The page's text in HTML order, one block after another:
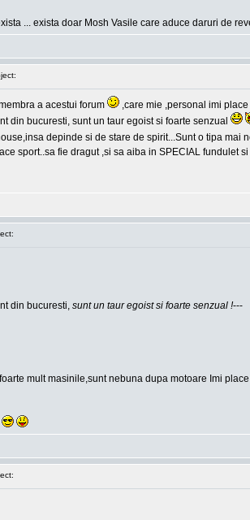
... exista doar Mosh Vasile care aduce daruri de
a acestui forum
,care mie ,personal imi place
din bucuresti, sunt un taur egoist si foarte senzual
depinde si de stare de spirit...Sunt o tipa mai
sport..sa fie dragut ,si sa aiba in SPECIAL fundulet
din bucuresti, sunt un taur egoist si foarte senzual !---
mult masinile,sunt nebuna dupa motoare Imi